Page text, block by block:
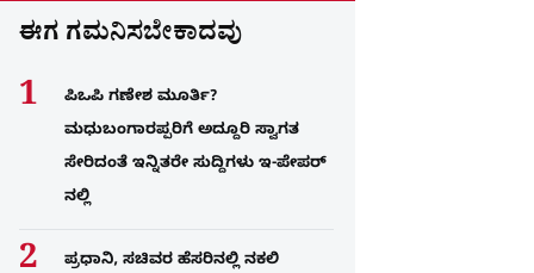
ಈಗ ಗಮನಿಸಬೇಕಾದವು
ಪಿಒಪಿ ಗಣೇಶ ಮೂರ್ತಿ?
ಮಧುಬಂಗಾರಪ್ಪರಿಗೆ ಅದ್ದೂರಿ ಸ್ವಾಗತ
ಸೇರಿದಂತೆ ಇನ್ನಿತರೇ ಸುದ್ದಿಗಳು ಇ-ಪೇಪರ್​
ನಲ್ಲಿ
ಪ್ರಧಾನಿ, ಸಚಿವರ ಹೆಸರಿನಲ್ಲಿ ನಕಲಿ